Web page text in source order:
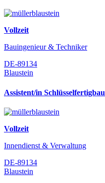
Vollzeit
Bauingenieur & Techniker
DE-89134
Blaustein
Assistent/in Schlüsselfertigbau
Vollzeit
Innendienst & Verwaltung
DE-89134
Blaustein